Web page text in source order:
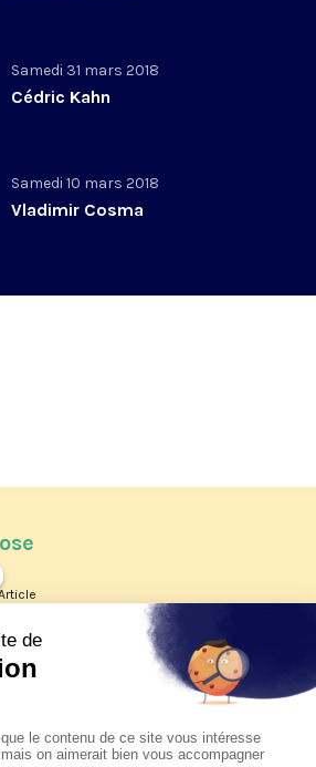
Samedi 31 mars 2018
Cédric Kahn
Samedi 10 mars 2018
Vladimir Cosma
Les reportages d'été 2026 de KTO
XIV à Assise à suivre sur KTO le
jeudi 6 août